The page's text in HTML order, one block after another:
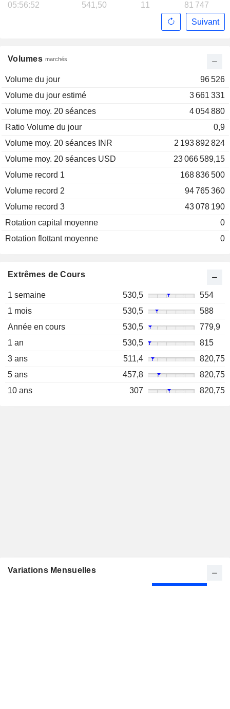
Volumes marchés
Volume du jour
96 526
Volume du jour estimé
3 661 331
Volume moy. 20 séances
4 054 880
Ratio Volume du jour
0,9
Volume moy. 20 séances INR
2 193 892 824
Volume moy. 20 séances USD
23 066 589,15
Volume record 1
168 836 500
Volume record 2
94 765 360
Volume record 3
43 078 190
Rotation capital moyenne
0
Rotation flottant moyenne
0
05:56:52
541,50 11
81 747
Suivant
Extrêmes de Cours
1 semaine 530,5
554
1 mois
530,5
588
Année en cours
530,5
779,9
1 an
530,5
815
3 ans
511,4
820,75
5 ans
457,8
820,75
10 ans
307 820,75
Variations Mensuelles